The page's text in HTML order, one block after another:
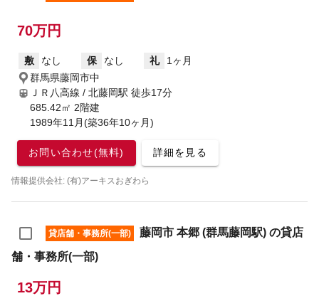
70万円
敷 なし 保 なし 礼
1ヶ月
群馬県藤岡市中
ＪＲ八高線 / 北藤岡駅 徒歩17分
685.42㎡ 2階建
1989年11月(築36年10ヶ月)
お問い合わせ(無料) 詳細を見る
情報提供会社: (有)アーキスおぎわら
貸店舗・事務所(一部)
藤岡市 本郷 (群馬藤岡駅) の貸店
舗・事務所(一部)
13万円